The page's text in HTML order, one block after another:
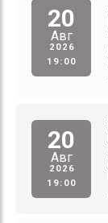
20
Авг
2026
19:00
20
Авг
2026
19:00